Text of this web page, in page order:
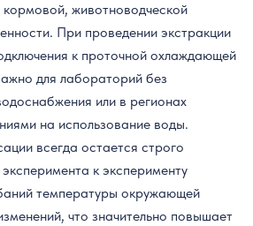
животноводческой
При проведении экстракции
к проточной охлаждающей
для лабораторий без
или в регионах
на использование воды.
всегда остается строго
к эксперименту
температуры окружающей
что значительно повышает